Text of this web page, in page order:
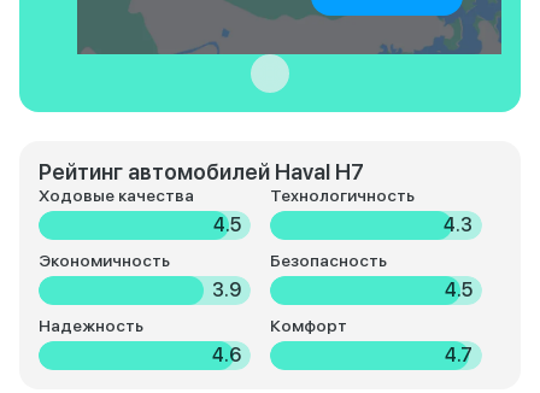
Рейтинг автомобилей Haval H7
Ходовые качества
4.5
Технологичность
4.3
Экономичность
3.9
Безопасность
4.5
Надежность
4.6
Комфорт
4.7